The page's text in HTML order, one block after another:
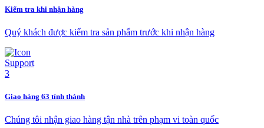
Kiểm tra khi nhận hàng
Quý khách được kiểm tra sản phẩm trước khi nhận hàng
Giao hàng 63 tỉnh thành
Chúng tôi nhận giao hàng tận nhà trên phạm vi toàn quốc